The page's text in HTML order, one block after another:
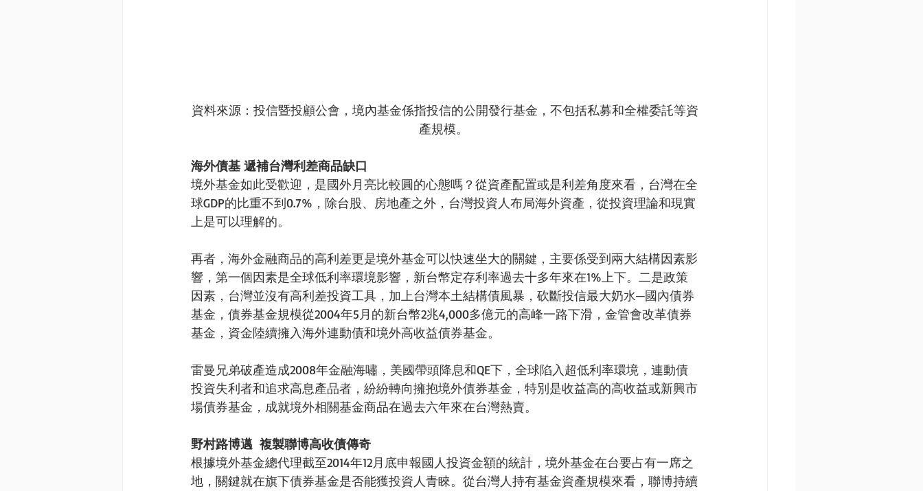
資料來源：投信暨投顧公會，境內基金係指投信的公開發行基金，不包括私募和全權委託等資
產規模。
海外債基 遞補台灣利差商品缺口
境外基金如此受歡迎，是國外月亮比較圓的心態嗎？從資產配置或是利差角度來看，台灣在全
球GDP的比重不到0.7%，除台股、房地產之外，台灣投資人布局海外資產，從投資理論和現實
上是可以理解的。
再者，海外金融商品的高利差更是境外基金可以快速坐大的關鍵，主要係受到兩大結構因素影
響，第一個因素是全球低利率環境影響，新台幣定存利率過去十多年來在1%上下。二是政策
因素，台灣並沒有高利差投資工具，加上台灣本土結構債風暴，砍斷投信最大奶水─國內債券
基金，債券基金規模從2004年5月的新台幣2兆4,000多億元的高峰一路下滑，金管會改革債券
基金，資金陸續擁入海外連動債和境外高收益債券基金。
雷曼兄弟破產造成2008年金融海嘯，美國帶頭降息和QE下，全球陷入超低利率環境，連動債
投資失利者和追求高息產品者，紛紛轉向擁抱境外債券基金，特別是收益高的高收益或新興市
場債券基金，成就境外相關基金商品在過去六年來在台灣熱賣。
野村路博邁  複製聯博高收債傳奇
根據境外基金總代理截至2014年12月底申報國人投資金額的統計，境外基金在台要占有一席之
地，關鍵就在旗下債券基金是否能獲投資人青睞。從台灣人持有基金資產規模來看，聯博持續